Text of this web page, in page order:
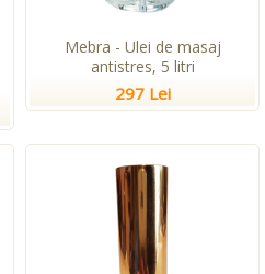
Mebra - Ulei de masaj
antistres, 5 litri
297 Lei